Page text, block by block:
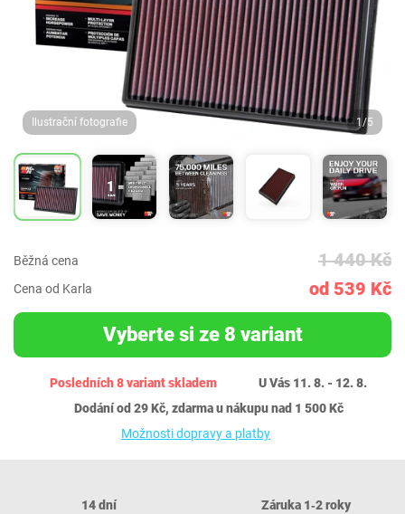
Ilustrační fotografie 1/5
Běžná cena 1 440 Kč
Cena od Karla od 539 Kč
Vyberte si ze 8 variant
Posledních 8 variant skladem
U Vás 11. 8. - 12. 8.
Dodání od 29 Kč, zdarma u nákupu nad 1 500 Kč
Možnosti dopravy a platby
14 dní
Záruka 1‐2 roky